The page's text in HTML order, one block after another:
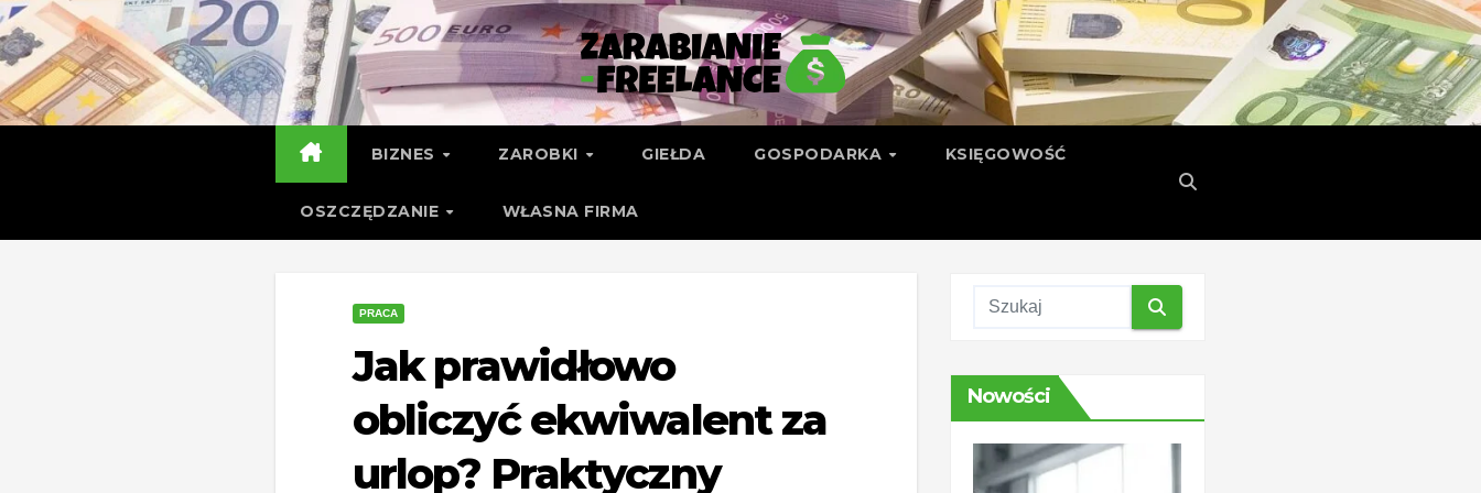
Skip
to
content
BIZNES ZAROBKI GIEŁDA GOSPODARKA KSIĘGOWOŚĆ
OSZCZĘDZANIE WŁASNA FIRMA
PRACA
Jak prawidłowo
obliczyć ekwiwalent za
urlop? Praktyczny
Nowości